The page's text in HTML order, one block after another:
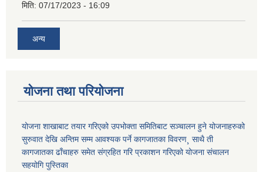
मिति: 07/17/2023 - 16:09
अन्य
योजना तथा परियोजना
योजना शाखाबाट तयार गरिएको उपभोक्ता समितिबाट सञ्चालन हुने योजनाहरुको
सुरुवात देखि अन्तिम सम्म आवश्यक पर्ने कागजातका विवरण¸ साथै ती
कागजातका ढाँचाहरु समेत संग्रहित गरि प्रकाशन गरिएको योजना संचालन
सहयोगि पुस्तिका